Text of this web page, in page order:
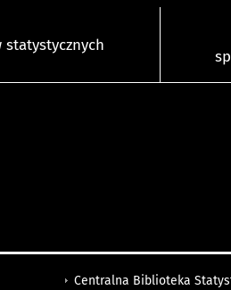
Centralna Biblioteka